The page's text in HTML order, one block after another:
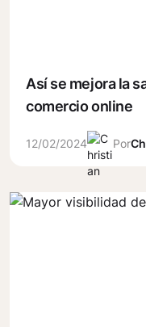
Así se mejora la
comercio online
12/02/2024 Por